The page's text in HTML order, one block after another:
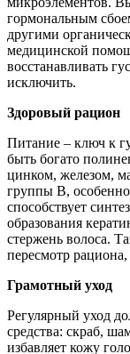
гормональным
другими
медицинской
восстанавливать
исключить.
Здоровый рацион
Питание – ключ к
быть богато
цинком, железом,
группы В,
способствует
образования
стержень волоса.
пересмотр
Грамотный уход
Регулярный уход
средства: скраб,
избавляет кожу